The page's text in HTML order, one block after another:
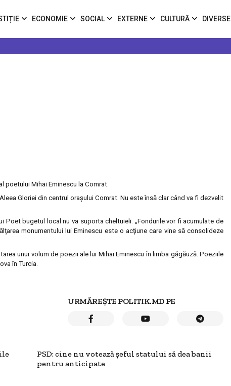
ECONOMIE SOCIAL EXTERNE CULTURĂ DIVERSE
poetului Mihai Eminescu la Comrat.
Gloriei din centrul oraşului Comrat. Nu este însă clar când va fi dezvelit
Poet bugetul local nu va suporta cheltuieli. „Fondurile vor fi acumulate de
monumentului lui Eminescu este o acţiune care vine să consolideze
unui volum de poezii ale lui Mihai Eminescu în limba găgăuză. Poeziile
în Turcia.
URMĂREȘTE POLITIK.MD PE
PSD: cine nu votează şeful statului să dea banii
pentru anticipate